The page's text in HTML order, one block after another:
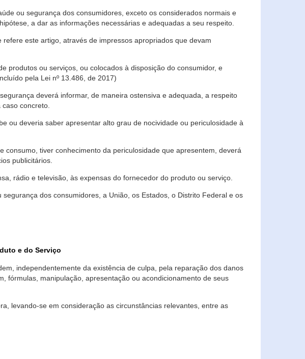
ou segurança dos consumidores, exceto os considerados normais e
a dar as informações necessárias e adequadas a seu respeito.
este artigo, através de impressos apropriados que devam
produtos ou serviços, ou colocados à disposição do consumidor, e
pela Lei nº 13.486, de 2017)
deverá informar, de maneira ostensiva e adequada, a respeito
concreto.
ou deveria saber apresentar alto grau de nocividade ou periculosidade à
tiver conhecimento da periculosidade que apresentem, deverá
publicitários.
rádio e televisão, às expensas do fornecedor do produto ou serviço.
dos consumidores, a União, os Estados, o Distrito Federal e os
e do Serviço
independentemente da existência de culpa, pela reparação dos danos
fórmulas, manipulação, apresentação ou acondicionamento de seus
levando-se em consideração as circunstâncias relevantes, entre as